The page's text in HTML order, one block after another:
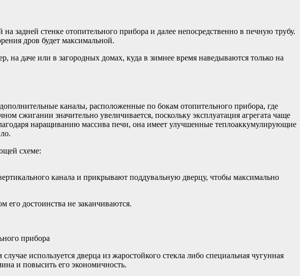
задней стенке отопительного прибора и далее непосредственно в печную трубу.
дров будет максимальной.
на даче или в загородных домах, куда в зимнее время наведываются только на
каналы, расположенные по бокам отопительного прибора, где
сжигании значительно увеличивается, поскольку эксплуатация агрегата чаще
наращиванию массива печи, она имеет улучшенные теплоаккумулирующие
схеме:
канала и прикрывают поддувальную дверцу, чтобы максимально
достоинства не заканчиваются.
прибора
используется дверца из жаростойкого стекла либо специальная чугунная
и повысить его экономичность.